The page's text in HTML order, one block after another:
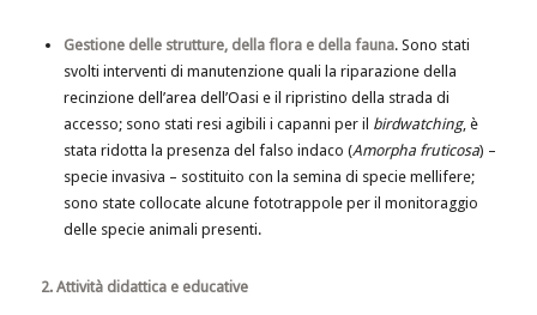
Gestione delle strutture, della flora e della fauna. Sono stati
svolti interventi di manutenzione quali la riparazione della
recinzione dell’area dell’Oasi e il ripristino della strada di
accesso; sono stati resi agibili i capanni per il birdwatching, è
stata ridotta la presenza del falso indaco (Amorpha fruticosa) –
specie invasiva – sostituito con la semina di specie mellifere;
sono state collocate alcune fototrappole per il monitoraggio
delle specie animali presenti.
2. Attività didattica e educative